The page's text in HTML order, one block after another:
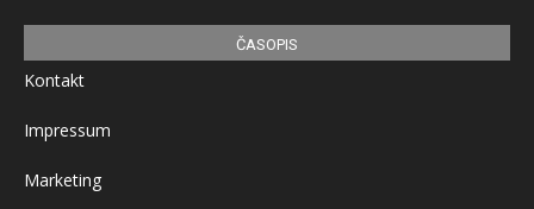
ČASOPIS
Kontakt
Impressum
Marketing